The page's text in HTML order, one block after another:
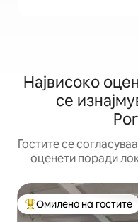
Највисоко
се
Гостите се
оценети поради
Меѓу најуспешните
Омилено на гостите